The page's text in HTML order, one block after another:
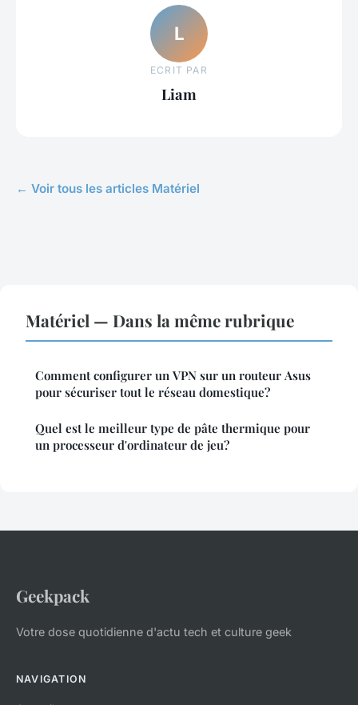
L
ECRIT PAR
Liam
← Voir tous les articles Matériel
Matériel — Dans la même rubrique
Comment configurer un VPN sur un routeur Asus
pour sécuriser tout le réseau domestique?
Quel est le meilleur type de pâte thermique pour
un processeur d'ordinateur de jeu?
Geekpack
Votre dose quotidienne d'actu tech et culture geek
NAVIGATION